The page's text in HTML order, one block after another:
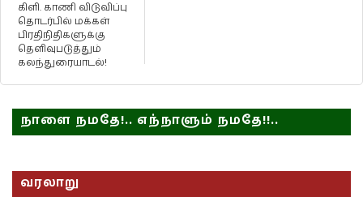
கிளி. காணி விடுவிப்பு
தொடர்பில் மக்கள்
பிரதிநிதிகளுக்கு
தெளிவுபடுத்தும்
கலந்துரையாடல்!
நாளை நமதே!.. எந்நாளும் நமதே!!..
வரலாறு